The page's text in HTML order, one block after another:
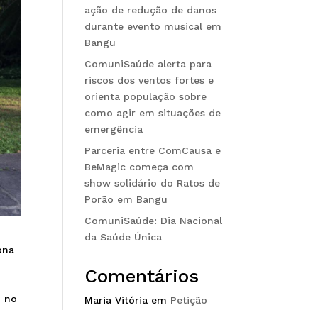
no
ação de redução de danos
durante evento musical em
Bangu
ComuniSaúde alerta para
riscos dos ventos fortes e
orienta população sobre
como agir em situações de
emergência
Parceria entre ComCausa e
BeMagic começa com
show solidário do Ratos de
Porão em Bangu
ComuniSaúde: Dia Nacional
da Saúde Única
Comentários
Maria Vitória em Petição